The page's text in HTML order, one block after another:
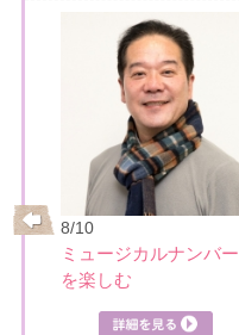
ぐ
8/10
ミュージカルナンバー
を楽しむ